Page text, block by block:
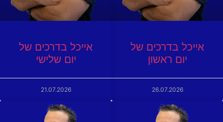
אייכל בדרכים של
יום ראשון
26.07.2026
אייכל בדרכים של
יום שלישי
21.07.2026